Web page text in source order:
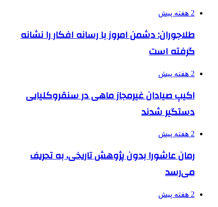
2 هفته پیش
طلاجوران: دشمن امروز با رسانه افکار را نشانه
گرفته است
2 هفته پیش
اکیپ صیادان غیرمجاز ماهی در سنقروکلیایی
دستگیر شدند
2 هفته پیش
رمان عاشورا بدون پژوهش تاریخی، به تحریف
می‌رسد
2 هفته پیش